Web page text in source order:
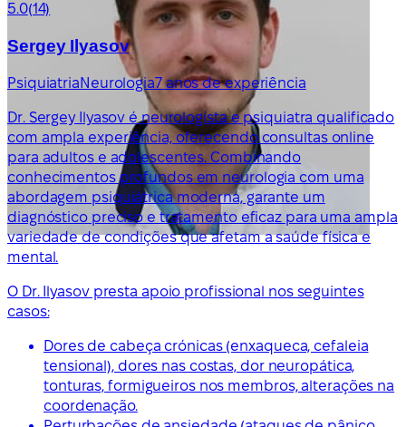
5.0(14)
Sergey Ilyasov
PsiquiatriaNeurologia7 anos de experiência
Dr. Sergey Ilyasov é neurologista e psiquiatra qualificado
com ampla experiência, oferecendo consultas online
para adultos e adolescentes. Combinando
conhecimentos profundos em neurologia com uma
abordagem psiquiátrica moderna, garante um
diagnóstico preciso e tratamento eficaz para uma ampla
variedade de condições que afetam a saúde física e
mental.
O Dr. Ilyasov presta apoio profissional nos seguintes
casos:
Dores de cabeça crónicas (enxaqueca, cefaleia
tensional), dores nas costas, dor neuropática,
tonturas, formigueiros nos membros, alterações na
coordenação.